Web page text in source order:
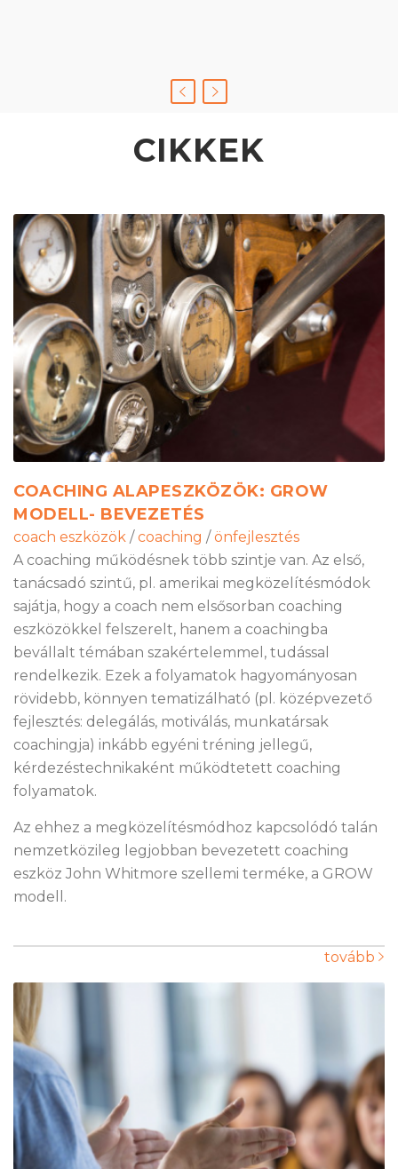
CIKKEK
COACHING ALAPESZKÖZÖK: GROW
MODELL- BEVEZETÉS
coach eszközök / coaching / önfejlesztés
A coaching működésnek több szintje van. Az első,
tanácsadó szintű, pl. amerikai megközelítésmódok
sajátja, hogy a coach nem elsősorban coaching
eszközökkel felszerelt, hanem a coachingba
bevállalt témában szakértelemmel, tudással
rendelkezik. Ezek a folyamatok hagyományosan
rövidebb, könnyen tematizálható (pl. középvezető
fejlesztés: delegálás, motiválás, munkatársak
coachingja) inkább egyéni tréning jellegű,
kérdezéstechnikaként működtetett coaching
folyamatok.
Az ehhez a megközelítésmódhoz kapcsolódó talán
nemzetközileg legjobban bevezetett coaching
eszköz John Whitmore szellemi terméke, a GROW
modell.
tovább